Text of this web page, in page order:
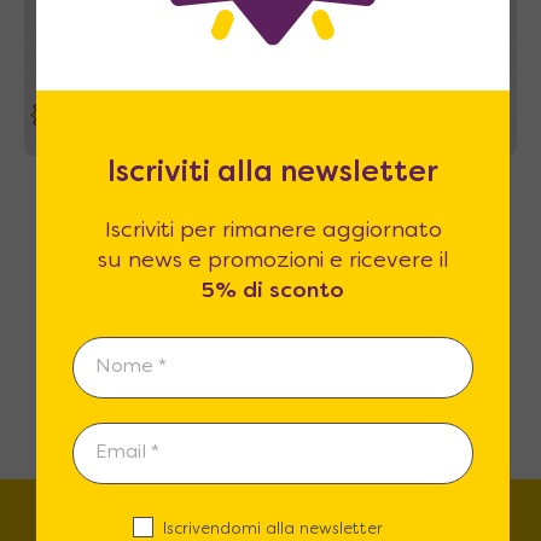
€
Iscriviti alla newsletter
Iscriviti per rimanere aggiornato
su news e promozioni e ricevere il
5% di sconto
Iscrivendomi alla newsletter